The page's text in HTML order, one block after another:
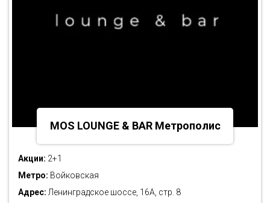
MOS LOUNGE & BAR Метрополис
Акции: 2+1
Метро: Войковская
Адрес: Ленинградское шоссе, 16А, стр. 8